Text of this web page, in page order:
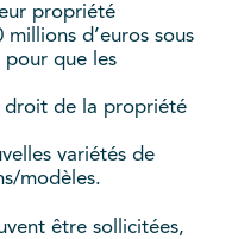
propriété
d’euros sous
que les
droit de la propriété
variétés de
modèles.
être sollicitées,